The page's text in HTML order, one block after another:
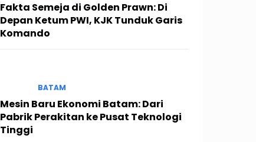
Fakta Semeja di Golden Prawn: Di
Depan Ketum PWI, KJK Tunduk Garis
Komando
BATAM
Mesin Baru Ekonomi Batam: Dari
Pabrik Perakitan ke Pusat Teknologi
Tinggi